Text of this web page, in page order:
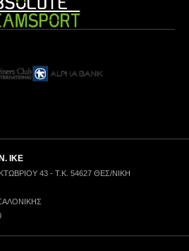
ΙΚΕ
43 - Τ.Κ. 54627 ΘΕΣ/ΝΙΚΗ